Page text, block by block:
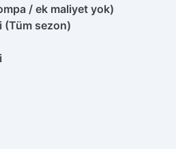
/ ek maliyet yok)
(Tüm sezon)